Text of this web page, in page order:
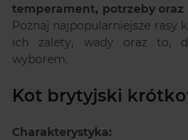
temperament, potrzeby
Poznaj najpopularniejsze rasy
ich zalety, wady oraz to,
wyborem.
Kot brytyjski
Charakterystyka: